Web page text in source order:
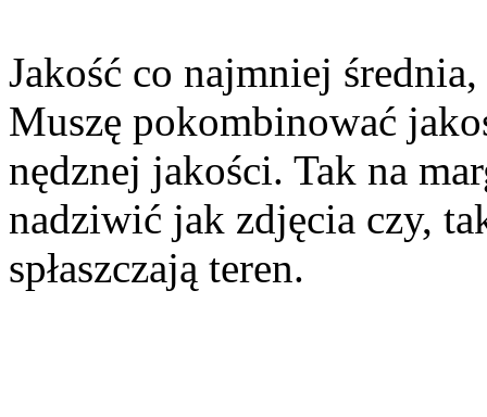
Jakość co najmniej
Muszę pokombinować
nędznej jakości. Tak na
nadziwić jak zdjęcia czy,
spłaszczają teren.